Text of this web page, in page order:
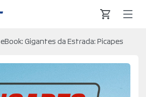
eBook: Gigantes da Estrada: Picapes